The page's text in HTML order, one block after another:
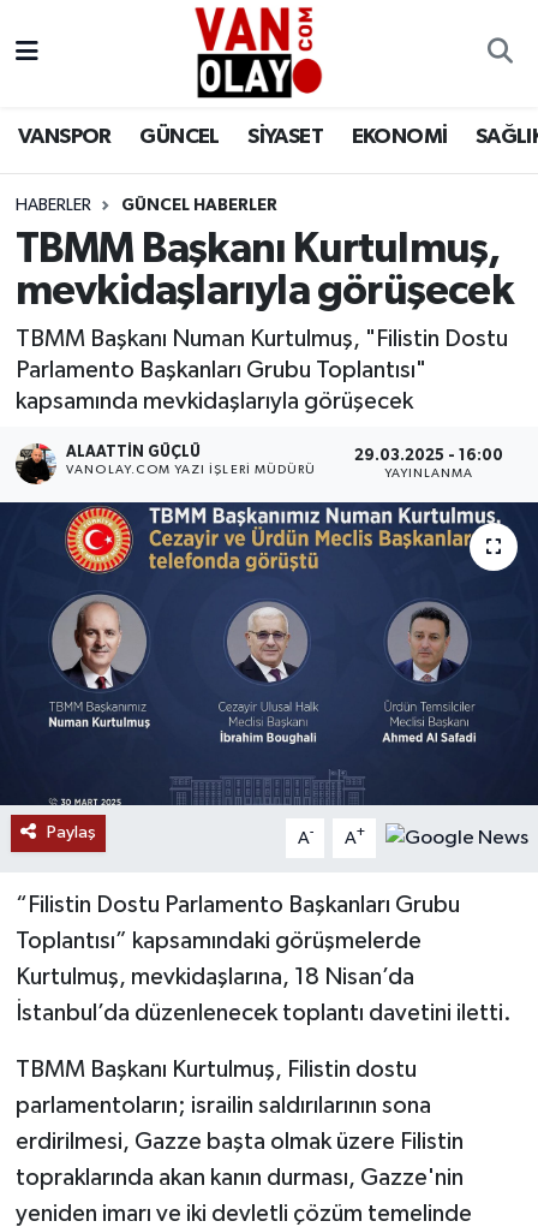
VANSPOR GÜNCEL SİYASET EKONOMİ
HABERLER GÜNCEL HABERLER
TBMM Başkanı Kurtulmuş,
mevkidaşlarıyla görüşecek
TBMM Başkanı Numan Kurtulmuş, "Filistin Dostu
Parlamento Başkanları Grubu Toplantısı"
kapsamında mevkidaşlarıyla görüşecek
ALAATTIN GÜÇLÜ
VANOLAY.COM YAZI İŞLERI MÜDÜRÜ
29.03.2025 - 16:00
YAYINLANMA
Paylaş A- A+
“Filistin Dostu Parlamento Başkanları Grubu
Toplantısı” kapsamındaki görüşmelerde
Kurtulmuş, mevkidaşlarına, 18 Nisan’da
İstanbul’da düzenlenecek toplantı davetini iletti.
TBMM Başkanı Kurtulmuş, Filistin dostu
parlamentoların; israilin saldırılarının sona
erdirilmesi, Gazze başta olmak üzere Filistin
topraklarında akan kanın durması, Gazze'nin
yeniden imarı ve iki devletli çözüm temelinde
Siyaset
Ekonomi
Sağlık
Eğitim
Bilim & Teknoloji
Dünya
RESMİ İLANLAR
Van Nöbetçi Eczaneler
Van Namaz Vakitleri
Van Trafik Yoğunluk Haritası
Süper Lig Puan Durumu ve Fikstür
Tüm Manşetler
Son Dakika Haberleri
Haber Arşivi